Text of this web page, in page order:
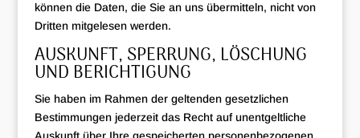
können die Daten, die Sie an uns übermitteln, nicht von
Dritten mitgelesen werden.
AUSKUNFT, SPERRUNG, LÖSCHUNG
UND BERICHTIGUNG
Sie haben im Rahmen der geltenden gesetzlichen
Bestimmungen jederzeit das Recht auf unentgeltliche